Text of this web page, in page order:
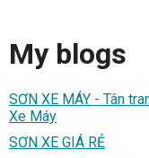
My blogs
SƠN XE MÁY - Tân
Xe Máy
SƠN XE GIÁ RẺ